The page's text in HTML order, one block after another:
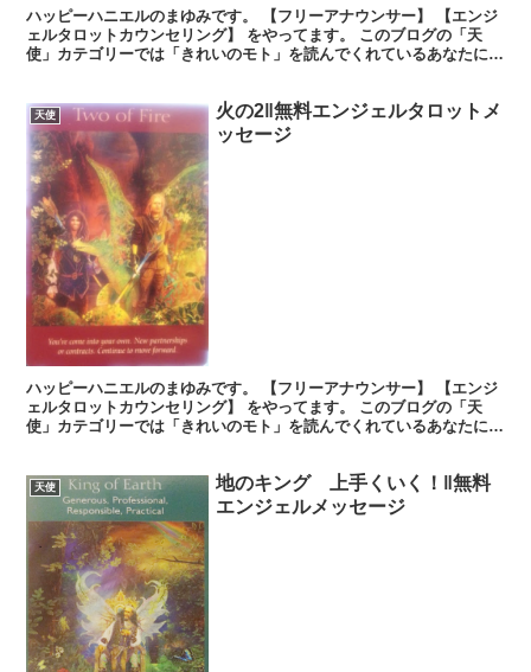
ハッピーハニエルのまゆみです。 【フリーアナウンサー】 【エンジ
ェルタロットカウンセリング】 をやってます。 このブログの「天
使」カテゴリーでは「きれいのモト」を読んでくれているあなたに、
天使
火の2‖無料エンジェルタロットメ
ッセージ
ハッピーハニエルのまゆみです。 【フリーアナウンサー】 【エンジ
ェルタロットカウンセリング】 をやってます。 このブログの「天
使」カテゴリーでは「きれいのモト」を読んでくれているあなたに、
天使
地のキング 上手くいく！‖無料
エンジェルメッセージ